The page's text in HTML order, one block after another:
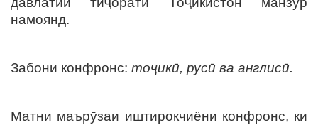
намоянд.
Забони конфронс: тоҷикӣ, русӣ ва англисӣ.
Матни маърӯзаи иштирокчиёни конфронс, ки